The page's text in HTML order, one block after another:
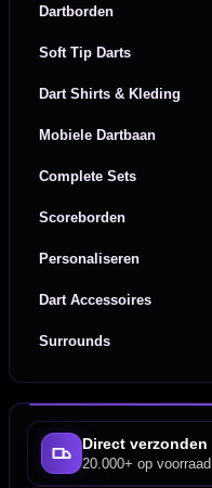
Dartborden
Soft Tip Darts
Dart Shirts & Kleding
Mobiele Dartbaan
Complete Sets
Scoreborden
Personaliseren
Dart Accessoires
Surrounds
Direct verzonden
20.000+ op voorraad